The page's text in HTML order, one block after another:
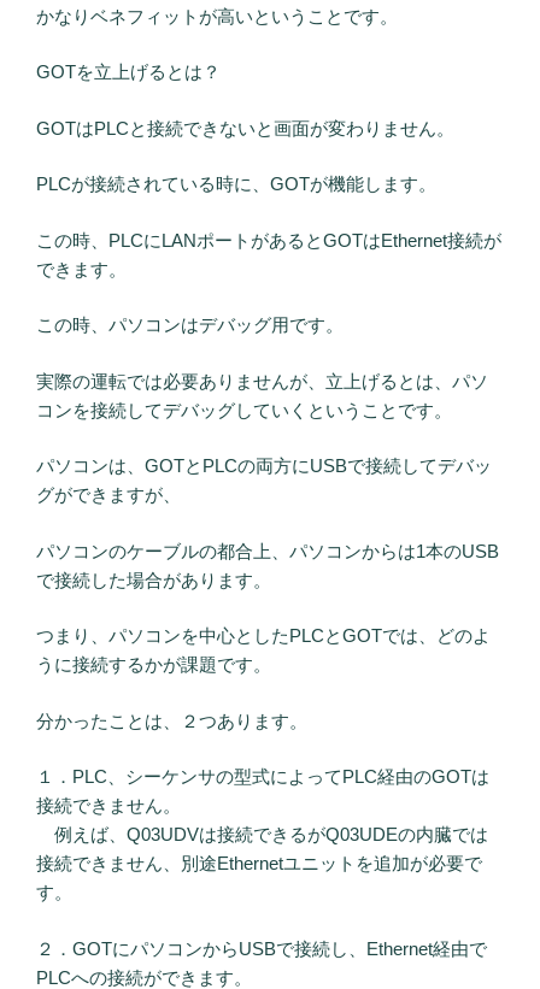
かなりベネフィットが高いということです。
GOTを立上げるとは？
GOTはPLCと接続できないと画面が変わりません。
PLCが接続されている時に、GOTが機能します。
この時、PLCにLANポートがあるとGOTはEthernet接続が
できます。
この時、パソコンはデバッグ用です。
実際の運転では必要ありませんが、立上げるとは、パソ
コンを接続してデバッグしていくということです。
パソコンは、GOTとPLCの両方にUSBで接続してデバッ
グができますが、
パソコンのケーブルの都合上、パソコンからは1本のUSB
で接続した場合があります。
つまり、パソコンを中心としたPLCとGOTでは、どのよ
うに接続するかが課題です。
分かったことは、２つあります。
１．PLC、シーケンサの型式によってPLC経由のGOTは
接続できません。
例えば、Q03UDVは接続できるがQ03UDEの内臓では
接続できません、別途Ethernetユニットを追加が必要で
す。
２．GOTにパソコンからUSBで接続し、Ethernet経由で
PLCへの接続ができます。